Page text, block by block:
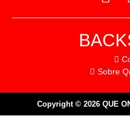
Sobre
Copyright © 2026 QUE